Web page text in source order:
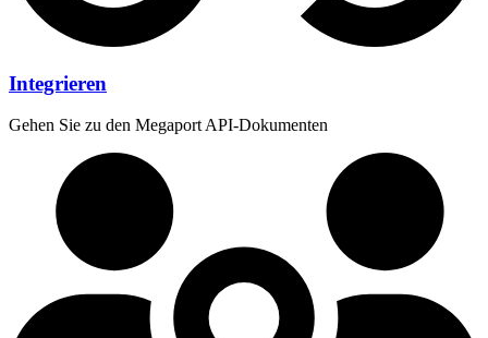
Integrieren
Gehen Sie zu den Megaport API-Dokumenten